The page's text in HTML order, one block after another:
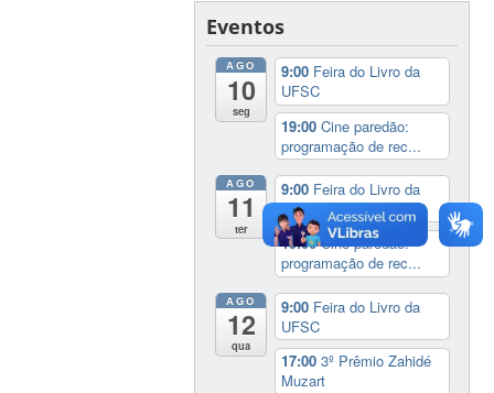
Eventos
AGO
10
seg
9:00 Feira do Livro da
UFSC
19:00Cine paredão:
programação de rec...
AGO
11
ter
9:00 Feira do Livro da
UFSC
19:00Cine paredão:
programação de rec...
AGO
12
qua
9:00 Feira do Livro da
UFSC
17:003º Prêmio Zahidé
Muzart